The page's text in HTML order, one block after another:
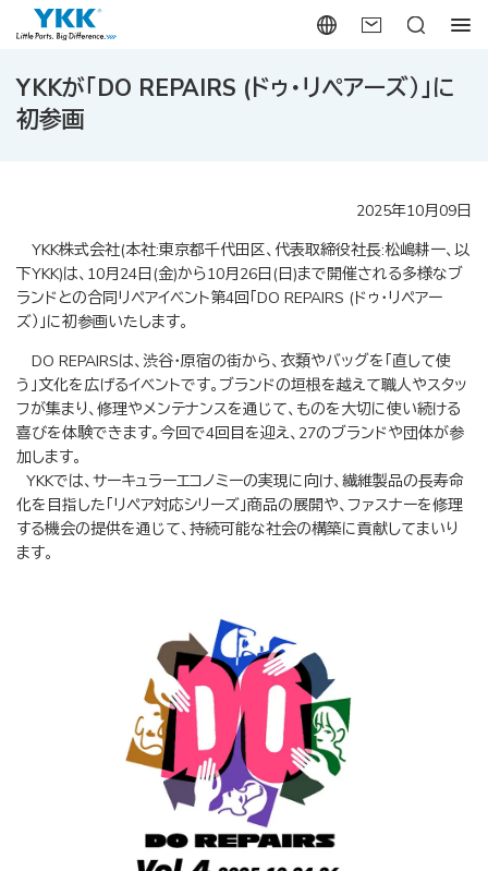
YKKが「DO REPAIRS (ドゥ・リペアーズ）」に
初参画
2025年10月09日
YKK株式会社(本社:東京都千代田区、代表取締役社長:松嶋耕一、以
下YKK)は、10月24日(金)から10月26日(日)まで開催される多様なブ
ランドとの合同リペアイベント第4回「DO REPAIRS (ドゥ・リペアー
ズ）」に初参画いたします。
DO REPAIRSは、渋谷・原宿の街から、衣類やバッグを「直して使
う」文化を広げるイベントです。ブランドの垣根を越えて職人やスタッ
フが集まり、修理やメンテナンスを通じて、ものを大切に使い続ける
喜びを体験できます。今回で4回目を迎え、27のブランドや団体が参
加します。
YKKでは、サーキュラーエコノミーの実現に向け、繊維製品の長寿命
化を目指した「リペア対応シリーズ」商品の展開や、ファスナーを修理
する機会の提供を通じて、持続可能な社会の構築に貢献してまいり
ます。